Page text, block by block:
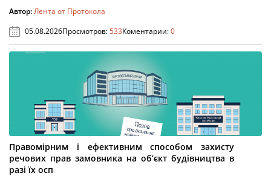
Автор:Лента от Протокола
05.08.2026Просмотров:533Коментарии:0
Правомірним і ефективним способом захисту
речових прав замовника на об’єкт будівництва в
разі їх осп